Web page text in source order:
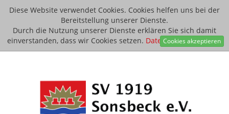
Diese Website verwendet Cookies. Cookies helfen uns bei der
Bereitstellung unserer Dienste.
Durch die Nutzung unserer Dienste erklären Sie sich damit
einverstanden, dass wir Cookies setzen. Datenschutzerklärung
Cookies akzeptieren